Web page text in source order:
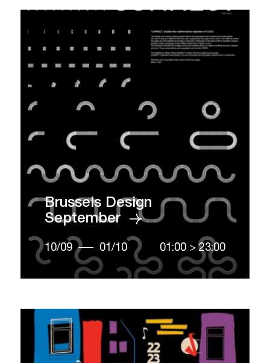
Brussels Design
September
10/09 01/10 01:00 > 23:00